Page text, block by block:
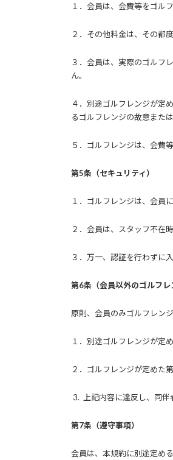
１．会員は、会費等をゴル
２．その他料金は、その都
３．会員は、実際のゴルフ
ん。
４．別途ゴルフレンジが定
るゴルフレンジの故意また
５．ゴルフレンジは、会費
第5条（セキュリティ）
１．ゴルフレンジは、会員
２．会員は、スタッフ不在
３．万一、認証を行わずに
第6条（会員以外のゴルフレ
原則、会員のみゴルフレン
１．別途ゴルフレンジが定
２．ゴルフレンジが定めた
3. 上記内容に違反し、同伴
第7条（遵守事項）
会員は、本規約に別途定め